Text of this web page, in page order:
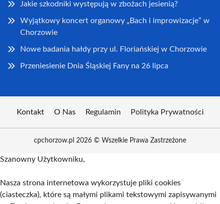
Jakie szkodniki występują w zbożach jesienią?
Wyjątkowy koncert organowy „Bach i improwizacje” w
Chorzowie
Nowe badania hałdy przy ul. Floriańskiej w Chorzowie
Przeniesienie Dnia Śląskiej Fany na 26 lipca
Kontakt O Nas Regulamin Polityka Prywatności
cpchorzow.pl 2026 © Wszelkie Prawa Zastrzeżone
Szanowny Użytkowniku,
Nasza strona internetowa wykorzystuje pliki cookies
(ciasteczka), które są małymi plikami tekstowymi zapisywanymi